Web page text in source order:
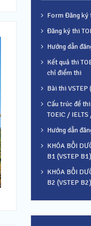
Form Đăng
Đăng ký thi
Hướng dẫn
Kết quả thi
chỉ điểm thi
Bài thi VSTEP
Cấu trúc đề
TOEIC /
Hướng dẫn
KHÓA BỒI
B1 (VSTEP B1)
KHÓA BỒI
B2 (VSTEP B2)